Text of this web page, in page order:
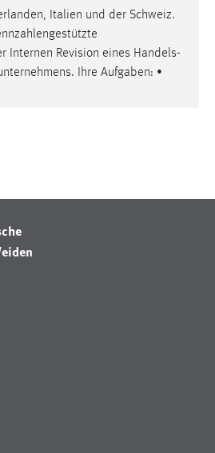
Italien und der Schweiz.
Internen Revision eines Handels-
Ihre Aufgaben: •